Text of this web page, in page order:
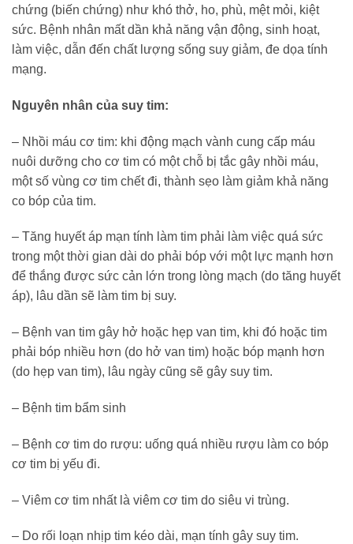
chứng (biến chứng) như khó thở, ho, phù, mệt mỏi, kiệt
sức. Bệnh nhân mất dần khả năng vận động, sinh hoạt,
làm việc, dẫn đến chất lượng sống suy giảm, đe dọa tính
mạng.
Nguyên nhân của suy tim:
– Nhồi máu cơ tim: khi động mạch vành cung cấp máu
nuôi dưỡng cho cơ tim có một chỗ bị tắc gây nhồi máu,
một số vùng cơ tim chết đi, thành sẹo làm giảm khả năng
co bóp của tim.
– Tăng huyết áp mạn tính làm tim phải làm việc quá sức
trong một thời gian dài do phải bóp với một lực mạnh hơn
để thắng được sức cản lớn trong lòng mạch (do tăng huyết
áp), lâu dần sẽ làm tim bị suy.
– Bệnh van tim gây hở hoặc hẹp van tim, khi đó hoặc tim
phải bóp nhiều hơn (do hở van tim) hoặc bóp mạnh hơn
(do hẹp van tim), lâu ngày cũng sẽ gây suy tim.
– Bệnh tim bẩm sinh
– Bệnh cơ tim do rượu: uống quá nhiều rượu làm co bóp
cơ tim bị yếu đi.
– Viêm cơ tim nhất là viêm cơ tim do siêu vi trùng.
– Do rối loạn nhịp tim kéo dài, mạn tính gây suy tim.